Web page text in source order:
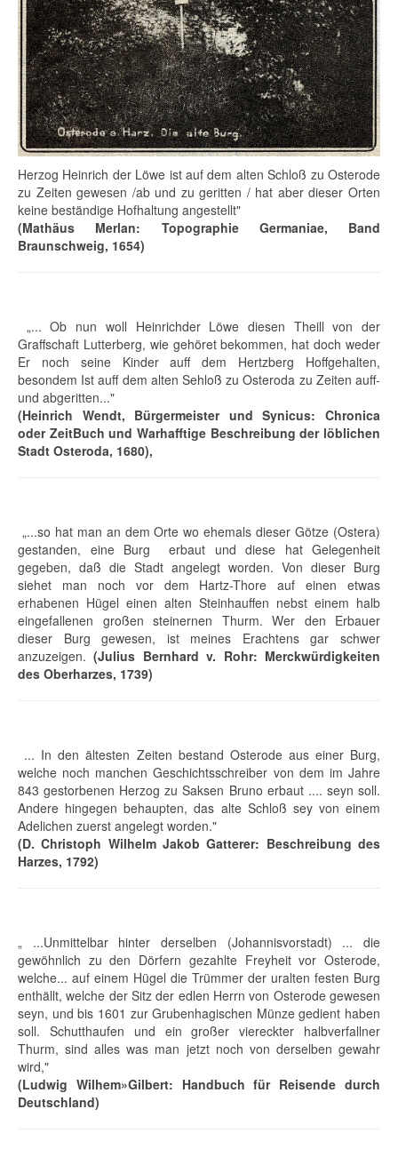
Herzog Heinrich der Löwe ist auf dem alten Schloß zu Osterode
zu Zeiten gewesen /ab und zu geritten / hat aber dieser Orten
keine beständige Hofhaltung angestellt"
(Mathäus Merlan: Topographie Germaniae, Band
Braunschweig, 1654)
„... Ob nun woll Heinrichder Löwe diesen Theill von der
Graffschaft Lutterberg, wie gehöret bekommen, hat doch weder
Er noch seine Kinder auff dem Hertzberg Hoffgehalten,
besondem Ist auff dem alten Sehloß zu Osteroda zu Zeiten auff-
und abgeritten..."
(Heinrich Wendt, Bürgermeister und Synicus: Chronica
oder ZeitBuch und Warhafftige Beschreibung der löblichen
Stadt Osteroda, 1680),
„...so hat man an dem Orte wo ehemals dieser Götze (Ostera)
gestanden, eine Burg erbaut und diese hat Gelegenheit
gegeben, daß die Stadt angelegt worden. Von dieser Burg
siehet man noch vor dem Hartz-Thore auf einen etwas
erhabenen Hügel einen alten Steinhauffen nebst einem halb
eingefallenen großen steinernen Thurm. Wer den Erbauer
dieser Burg gewesen, ist meines Erachtens gar schwer
anzuzeigen.(Julius Bernhard v. Rohr: Merckwürdigkeiten
des Oberharzes, 1739)
... In den ältesten Zeiten bestand Osterode aus einer Burg,
welche noch manchen Geschichtsschreiber von dem im Jahre
843 gestorbenen Herzog zu Saksen Bruno erbaut .... seyn soll.
Andere hingegen behaupten, das alte Schloß sey von einem
Adelichen zuerst angelegt worden."
(D. Christoph Wilhelm Jakob Gatterer: Beschreibung des
Harzes, 1792)
„ ...Unmittelbar hinter derselben (Johannisvorstadt) ... die
gewöhnlich zu den Dörfern gezahlte Freyheit vor Osterode,
welche... auf einem Hügel die Trümmer der uralten festen Burg
enthällt, welche der Sitz der edlen Herrn von Osterode gewesen
seyn, und bis 1601 zur Grubenhagischen Münze gedient haben
soll. Schutthaufen und ein großer viereckter halbverfallner
Thurm, sind alles was man jetzt noch von derselben gewahr
wird,"
(Ludwig Wilhem»Gilbert: Handbuch für Reisende durch
Deutschland)